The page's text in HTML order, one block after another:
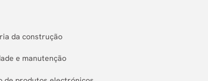
da construção
e manutenção